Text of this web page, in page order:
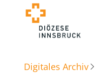
Digitales Archiv